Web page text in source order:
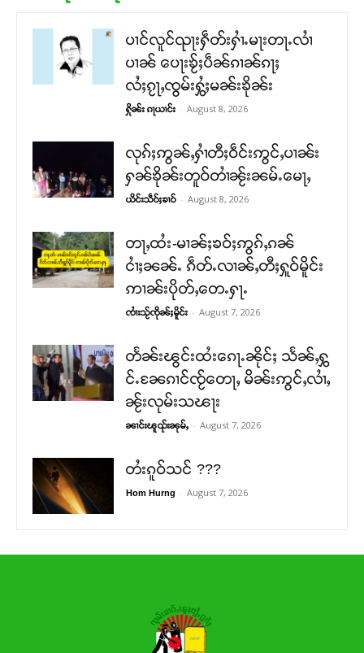
ပၢင်လူင်ၺႃးႁဵတ်းႁၢႆႉမႃးတႃႉလၢႆ
ပၢၼ် ​​ပေႃးၶႂ်ႈပဵၼ်ၵၢၼ်ၵႃႈ
လႆႈၵႂႃႇၸွမ်းႁွႆႈမၼ်းၶိုၼ်း
ႁိုၼ်း ၵႃယၢင်း - August 8, 2026
လုၵ်ႈဢွၼ်ႇႁၢႆတီႈဝဵင်းဢွင်ႇပၢၼ်း
ႁၼ်ၶိုၼ်းတူဝ်တၢႆၼႂ်းၼမ်ႉမေႃႇ
ယိင်းသဵဝ်ႈၶၢဝ် - August 8, 2026
တႃႇထႆး-မၢၼ်ႈၶဝ်ႈဢွၵ်ႇၵၼ်
ငၢႆႈၼၼ်ႉ ၵဵတ်ႉလၢၼ်ႇတီႈႁူဝ်မိူင်း
ဢၢၼ်းပိုတ်ႇတေႉႁႃႉ
ၸၢႆးသႂ်ၸိုၼ်ႈမိူင်း - August 7, 2026
တႅၼ်းၽွင်းထႆးၵေႃႉၼိုင်ႈ သႅၼ်ႇႁွ
င်ႉၼႄၵၢင်ၸႂ်တေႃႇ မိၼ်းဢွင်ႇလၢႆႇ
ၼႂ်းလုမ်းသၽႃး
ၼၢင်းၽူၺ်းၼုမ်ႇ - August 7, 2026
တႆးၵူဝ်သင် ???
Hom Hurng - August 7, 2026